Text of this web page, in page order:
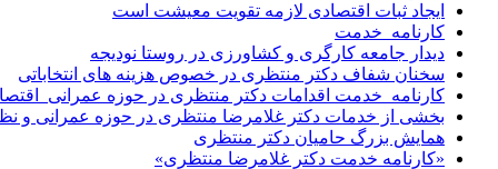
ایجاد ثبات اقتصادی لازمه تقویت معیشت است
کارنامه_خدمت
دیدار جامعه کارگری و کشاورزی در روستا نودیجه
سخنان شفاف دکتر منتظری در خصوص هزینه های انتخاباتی
کارنامه_خدمت اقدامات دکتر منتظری در حوزه
بخشی از خدمات دکتر غلامرضا منتظری در حوزه عمرانی و
همایش بزرگ حامیان دکتر منتظری
«کارنامه خدمت دکتر غلامرضا منتظری»